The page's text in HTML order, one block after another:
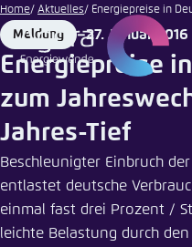
Zum
Hauptinhalt
gehen
Home Aktuelles Energiepreise in
Format
Meldung
Date
27. Januar 2016
Energiepreise
zum
Jahres-Tief
Beschleunigter Einbruch
entlastet deutsche
einmal fast drei Prozent /
leichte Belastung durch
Illustration
von Agora
Energiewende
Login
Melden Sie sich an um ...,
Benutzername
Passwort*
Sprache auswählen
Englisch
Deutsch
Agora Think Tanks
Erscheinungsbild
Diese Webseite passt ihr
auf Ihren Einstellungen
verwenden möchten.
Close